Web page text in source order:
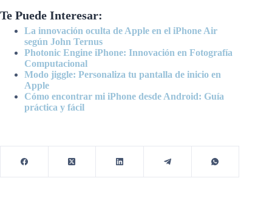
Te Puede Interesar:
La innovación oculta de Apple en el iPhone Air
según John Ternus
Photonic Engine iPhone: Innovación en Fotografía
Computacional
Modo jiggle: Personaliza tu pantalla de inicio en
Apple
Cómo encontrar mi iPhone desde Android: Guía
práctica y fácil